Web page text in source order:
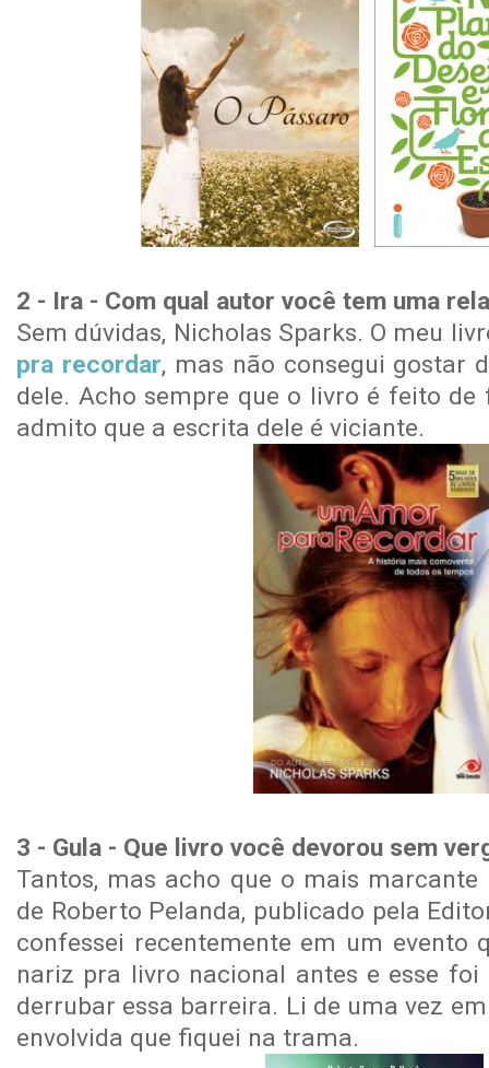
2 - Ira - Com qual autor você tem uma
Sem dúvidas, Nicholas Sparks. O meu
pra recordar, mas não consegui gostar
dele. Acho sempre que o livro é feito de
admito que a escrita dele é viciante.
3 - Gula - Que livro você devorou sem
Tantos, mas acho que o mais
de Roberto Pelanda, publicado pela
confessei recentemente em um evento
nariz pra livro nacional antes e esse
derrubar essa barreira. Li de uma vez
envolvida que fiquei na trama.